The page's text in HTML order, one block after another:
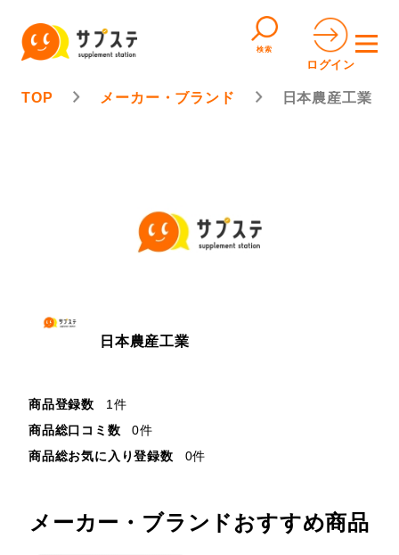
検索
ログイン
TOP メーカー・ブランド 日本農産工業
日本農産工業
商品登録数
1件
商品総口コミ数
0件
商品総お気に入り登録数
0件
メーカー・ブランドおすすめ商品